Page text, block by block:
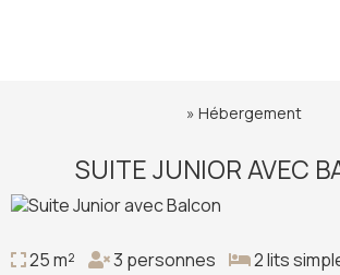
» Hébergement
SUITE JUNIOR AVEC
25 m² 3 personnes
2 lits